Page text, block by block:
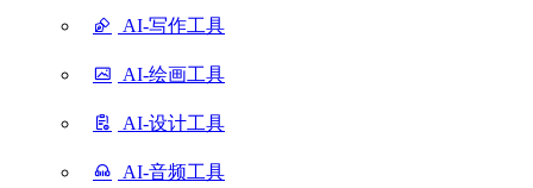
AI-写作工具
AI-绘画工具
AI-设计工具
AI-音频工具